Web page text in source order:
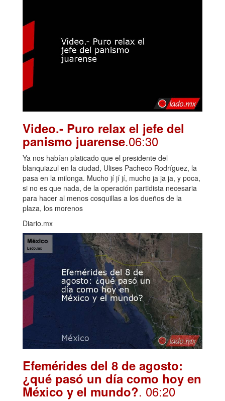
Video.- Puro relax el jefe del
panismo juarense.06:30
Ya nos habían platicado que el presidente del
blanquiazul en la ciudad, Ulises Pacheco Rodríguez, la
pasa en la milonga. Mucho jí jí jí, mucho ja ja ja, y poca,
si no es que nada, de la operación partidista necesaria
para hacer al menos cosquillas a los dueños de la
plaza, los morenos
Diario.mx
Efemérides del 8 de agosto:
¿qué pasó un día como hoy en
México y el mundo?. 06:20